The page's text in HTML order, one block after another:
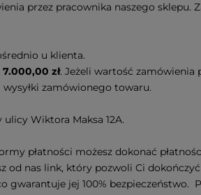
przez pracownika naszego sklepu.
u klienta.
7.000,00 zł. Jeżeli wartość zamówienia
zamówionego towaru.
Wiktora Maksa 12A.
płatności możesz dokonać
od nas link, który pozwoli Ci
gwarantuje jej 100% bezpieczeństwo.